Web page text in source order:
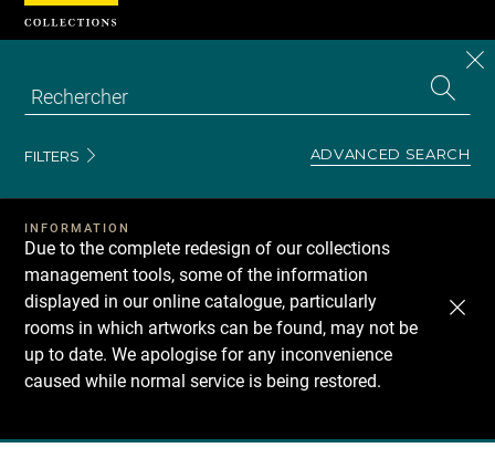
FILTERS ADVANCED SEARCH
INFORMATION
Due to the complete redesign of our collections
management tools, some of the information
displayed in our online catalogue, particularly
rooms in which artworks can be found, may not be
up to date. We apologise for any inconvenience
caused while normal service is being restored.
Recherche
Cookies management panel